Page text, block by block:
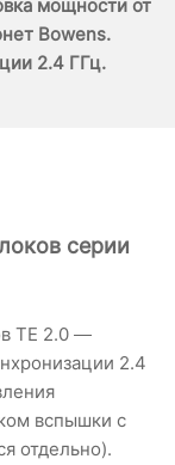
мощности от
Bowens.
2.4 ГГц.
серии
ТЕ 2.0 —
2.4
вспышки с
отдельно).